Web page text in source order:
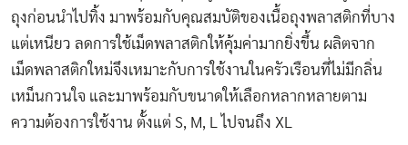
ถุงก่อนนำไปทิ้ง มาพร้อมกับคุณสมบัติของเนื้อถุงพลาสติกที่บาง
แต่เหนียว ลดการใช้เม็ดพลาสติกให้คุ้มค่ามากยิ่งขึ้น ผลิตจาก
เม็ดพลาสติกใหม่จึงเหมาะกับการใช้งานในครัวเรือนที่ไม่มีกลิ่น
เหม็นกวนใจ และมาพร้อมกับขนาดให้เลือกหลากหลายตาม
ความต้องการใช้งาน ตั้งแต่ S, M, L ไปจนถึง XL